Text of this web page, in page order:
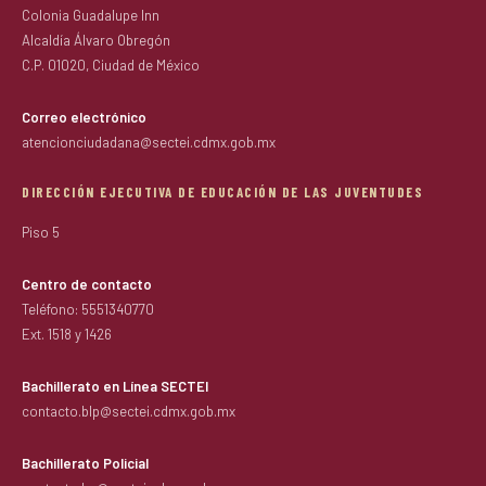
Colonia Guadalupe Inn
Alcaldía Álvaro Obregón
C.P. 01020, Ciudad de México
Correo electrónico
atencionciudadana@sectei.cdmx.gob.mx
DIRECCIÓN EJECUTIVA DE EDUCACIÓN DE LAS JUVENTUDES
Piso 5
Centro de contacto
Teléfono: 5551340770
Ext. 1518 y 1426
Bachillerato en Línea SECTEI
contacto.blp@sectei.cdmx.gob.mx
Bachillerato Policial